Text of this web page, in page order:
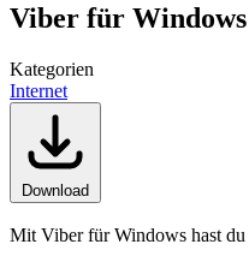
Viber für Windows
Kategorien
Internet
Download
Mit Viber für Windows hast